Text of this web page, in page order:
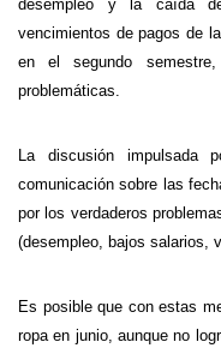
desempleo y la caída
vencimientos de pagos de
en el segundo
problemáticas.
La discusión
comunicación sobre las
por los verdaderos
(desempleo, bajos salarios,
Es posible que con estas
ropa en junio, aunque no